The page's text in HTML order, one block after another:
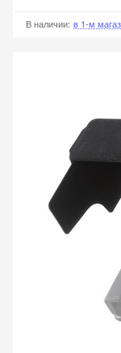
В наличии: в 1-м